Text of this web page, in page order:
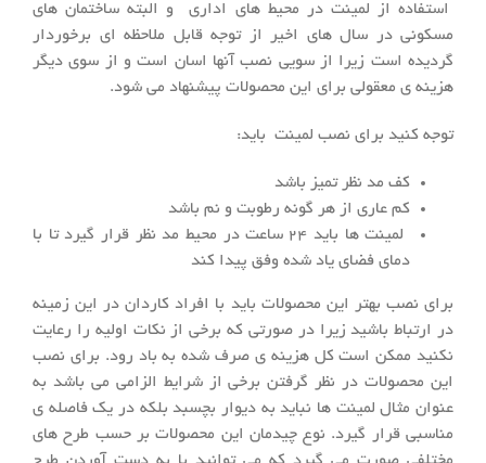
استفاده از لمینت در محیط های اداری و البته ساختمان های
مسکونی در سال های اخیر از توجه قابل ملاحظه ای برخوردار
گردیده است زیرا از سویی نصب آنها اسان است و از سوی دیگر
هزینه ی معقولی برای این محصولات پیشنهاد می شود.
توجه کنید برای نصب لمینت باید:
کف مد نظر تمیز باشد
کم عاری از هر گونه رطوبت و نم باشد
لمینت ها باید ۲۴ ساعت در محیط مد نظر قرار گیرد تا با
دمای فضای یاد شده وفق پیدا کند
برای نصب بهتر این محصولات باید با افراد کاردان در این زمینه
در ارتباط باشید زیرا در صورتی که برخی از نکات اولیه را رعایت
نکنید ممکن است کل هزینه ی صرف شده به باد رود. برای نصب
این محصولات در نظر گرفتن برخی از شرایط الزامی می باشد به
عنوان مثال لمینت ها نباید به دیوار بچسبد بلکه در یک فاصله ی
مناسبی قرار گیرد. نوع چیدمان این محصولات بر حسب طرح های